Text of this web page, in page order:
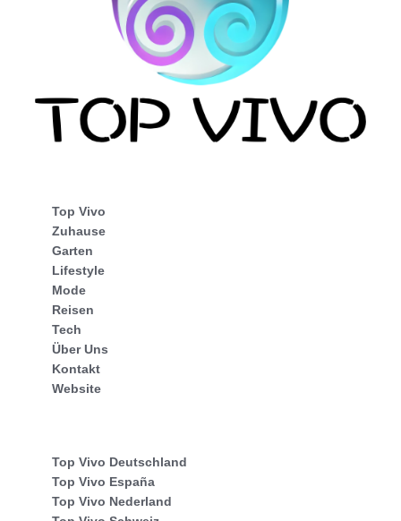
Top Vivo
Zuhause
Garten
Lifestyle
Mode
Reisen
Tech
Über Uns
Kontakt
Website
Top Vivo Deutschland
Top Vivo España
Top Vivo Nederland